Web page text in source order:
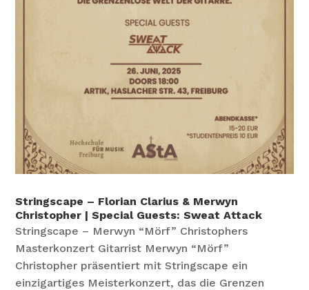
Stringscape – Florian Clarius & Merwyn
Christopher | Special Guests: Sweat Attack
Stringscape – Merwyn “Mörf” Christophers
Masterkonzert Gitarrist Merwyn “Mörf”
Christopher präsentiert mit Stringscape ein
einzigartiges Meisterkonzert, das die Grenzen